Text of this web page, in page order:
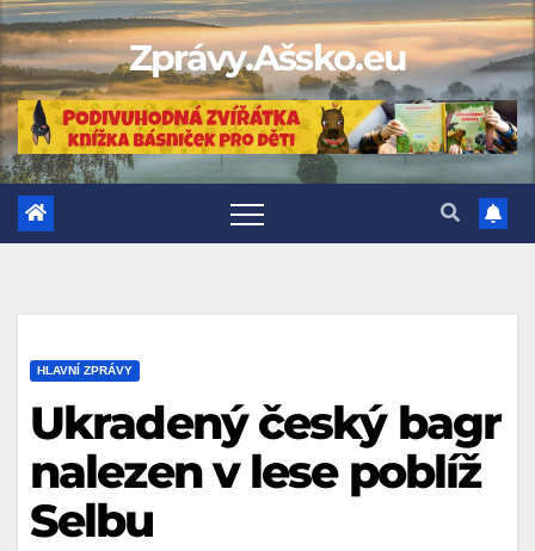
Skip
to
content
Zprávy.Ašsko.eu
HLAVNÍ ZPRÁVY
Ukradený český bagr
nalezen v lese poblíž
Selbu